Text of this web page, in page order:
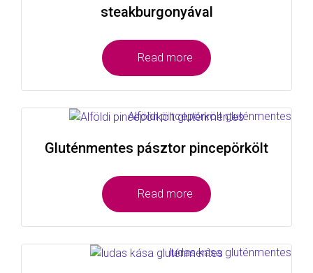
steakburgonyával
Read more
Gluténmentes pásztor pincepörkölt
Read more